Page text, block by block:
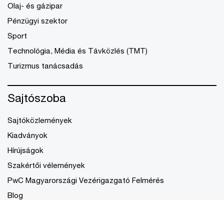
Olaj- és gázipar
Pénzügyi szektor
Sport
Technológia, Média és Távközlés (TMT)
Turizmus tanácsadás
Sajtószoba
Sajtóközlemények
Kiadványok
Hírújságok
Szakértői vélemények
PwC Magyarországi Vezérigazgató Felmérés
Blog